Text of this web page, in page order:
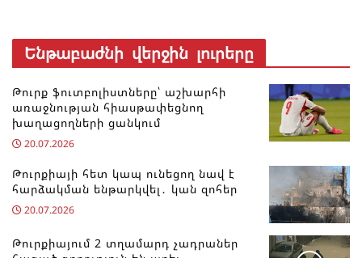
Ենթաբաժնի վերջին լուրերը
Թուրք ֆուտբոլիստները՝ աշխարհի
առաջնության հիասթափեցնող
խաղացողների ցանկում
20.07.2026
Թուրքիայի հետ կապ ունեցող նավ է
հարձակման ենթարկվել․ կան զոհեր
20.07.2026
Թուրքիայում 2 տղամարդ չադրաներ